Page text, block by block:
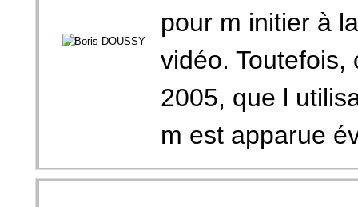
pour m initier à
vidéo.
2005, que l
m est apparue